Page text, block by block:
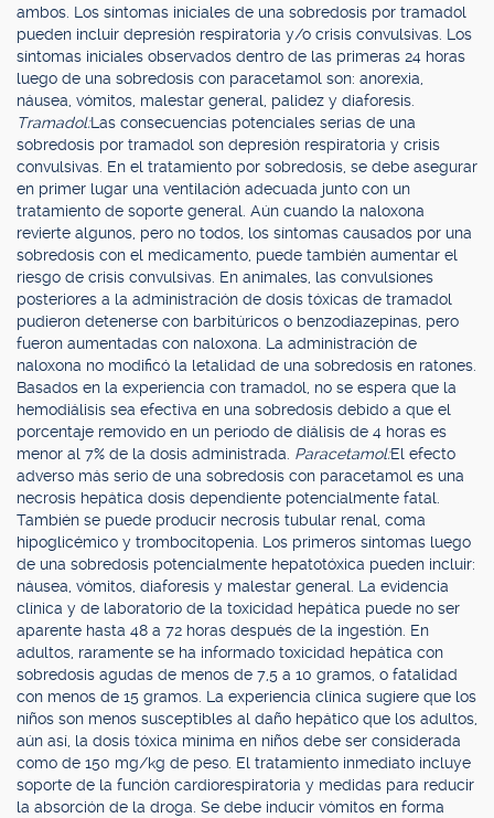
ambos. Los síntomas iniciales de una sobredosis por tramadol
pueden incluir depresión respiratoria y/o crisis convulsivas. Los
síntomas iniciales observados dentro de las primeras 24 horas
luego de una sobredosis con paracetamol son: anorexia,
náusea, vómitos, malestar general, palidez y diaforesis.
Tramadol:Las consecuencias potenciales serias de una
sobredosis por tramadol son depresión respiratoria y crisis
convulsivas. En el tratamiento por sobredosis, se debe asegurar
en primer lugar una ventilación adecuada junto con un
tratamiento de soporte general. Aún cuando la naloxona
revierte algunos, pero no todos, los síntomas causados por una
sobredosis con el medicamento, puede también aumentar el
riesgo de crisis convulsivas. En animales, las convulsiones
posteriores a la administración de dosis tóxicas de tramadol
pudieron detenerse con barbitúricos o benzodiazepinas, pero
fueron aumentadas con naloxona. La administración de
naloxona no modificó la letalidad de una sobredosis en ratones.
Basados en la experiencia con tramadol, no se espera que la
hemodiálisis sea efectiva en una sobredosis debido a que el
porcentaje removido en un período de diálisis de 4 horas es
menor al 7% de la dosis administrada. Paracetamol:El efecto
adverso más serio de una sobredosis con paracetamol es una
necrosis hepática dosis dependiente potencialmente fatal.
También se puede producir necrosis tubular renal, coma
hipoglicémico y trombocitopenia. Los primeros síntomas luego
de una sobredosis potencialmente hepatotóxica pueden incluir:
náusea, vómitos, diaforesis y malestar general. La evidencia
clínica y de laboratorio de la toxicidad hepática puede no ser
aparente hasta 48 a 72 horas después de la ingestión. En
adultos, raramente se ha informado toxicidad hepática con
sobredosis agudas de menos de 7,5 a 10 gramos, o fatalidad
con menos de 15 gramos. La experiencia clínica sugiere que los
niños son menos susceptibles al daño hepático que los adultos,
aún así, la dosis tóxica mínima en niños debe ser considerada
como de 150 mg/kg de peso. El tratamiento inmediato incluye
soporte de la función cardiorespiratoria y medidas para reducir
la absorción de la droga. Se debe inducir vómitos en forma